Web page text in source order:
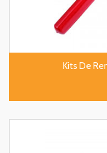
Kits De